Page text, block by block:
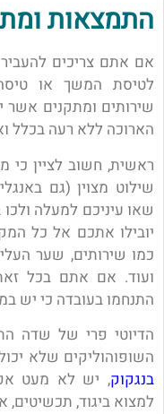
התמצאות
אם אתם צריכים
לטיסת המשך או
שירותים ומתקנים אשר
הארוכה ללא רעה בכלל
ראשית, חשוב לציין
שילוט מצוין (גם
שאו עיניכם למעלה
יובילו אתכם אל כל
כמו שירותים, שער
ועוד. אם אתם בכל
התנחמו בעובדה כי יש
הדיוטי פרי של שדה
השופוהוליקים שלא
בנגקוק, יש לא מעט
למצוא ביגוד, תכשיטים,